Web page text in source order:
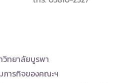
วิทยาลัยบูรพา
ภารกิจของคณะฯ